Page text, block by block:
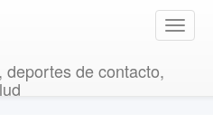
T
o
de contacto,